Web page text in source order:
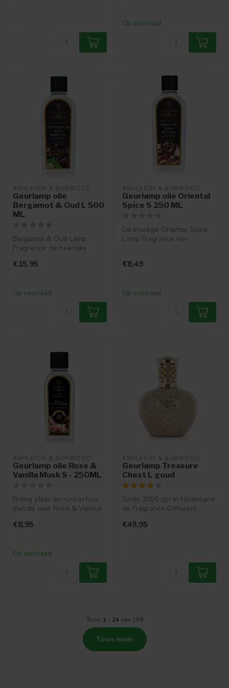
.
.
.
Op voorraad
ASHLEIGH & BURWOOD
Geurlamp olie
Bergamot & Oud L 500
ML
Bergamot & Oud Lamp
Fragrance: de heerlijke
bergamot, clov...
€15,95
.
Op voorraad
ASHLEIGH & BURWOOD
Geurlamp olie Oriental
Spice S 250 ML
De kruidige Oriental Spice
Lamp Fragrance van
€8,49
.
Op voorraad
ASHLEIGH & BURWOOD
Geurlamp olie Rose &
Vanilla Musk S - 250ML
Breng sfeer en rust in huis
met de luxe Rose & Vanilla
€8,95
.
Op voorraad
ASHLEIGH & BURWOOD
Geurlamp Treasure
Chest L goud
Sinds 2005 zijn in Nederland
de Fragrance Diffusers
...
€49,95
.
.
Toon 1 - 24van 169
Toon meer